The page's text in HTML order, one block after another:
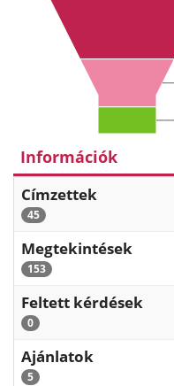
Információk
Címzettek
45
Megtekintések
153
Feltett kérdések
0
Ajánlatok
5